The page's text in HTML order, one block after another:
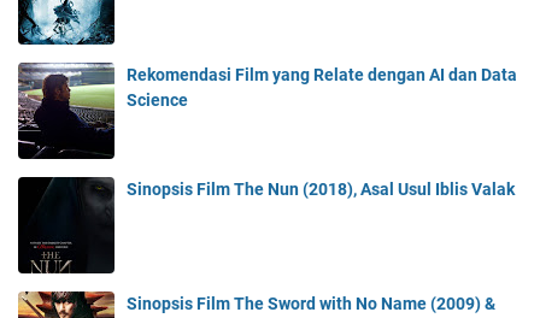
Rekomendasi Film yang Relate dengan AI dan Data
Science
Sinopsis Film The Nun (2018), Asal Usul Iblis Valak
Sinopsis Film The Sword with No Name (2009) &